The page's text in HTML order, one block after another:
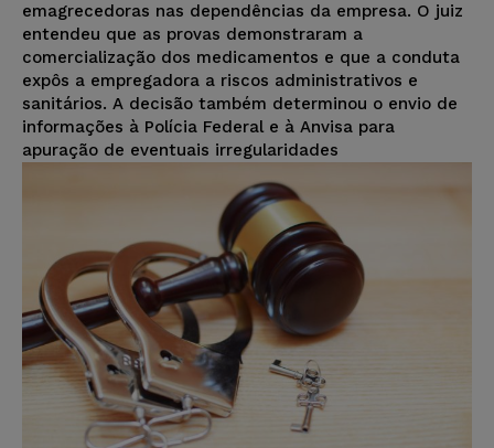
emagrecedoras nas dependências da empresa. O juiz
entendeu que as provas demonstraram a
comercialização dos medicamentos e que a conduta
expôs a empregadora a riscos administrativos e
sanitários. A decisão também determinou o envio de
informações à Polícia Federal e à Anvisa para
apuração de eventuais irregularidades